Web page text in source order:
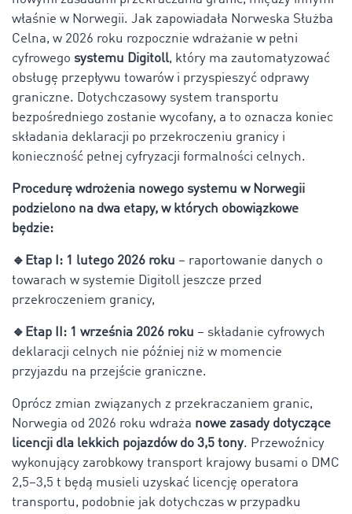
właśnie w Norwegii. Jak zapowiadała Norweska Służba
Celna, w 2026 roku rozpocznie wdrażanie w pełni
cyfrowego systemu Digitoll, który ma zautomatyzować
obsługę przepływu towarów i przyspieszyć odprawy
graniczne. Dotychczasowy system transportu
bezpośredniego zostanie wycofany, a to oznacza koniec
składania deklaracji po przekroczeniu granicy i
konieczność pełnej cyfryzacji formalności celnych.
Procedurę wdrożenia nowego systemu w Norwegii
podzielono na dwa etapy, w których obowiązkowe
będzie:
🔹Etap I: 1 lutego 2026 roku – raportowanie danych o
towarach w systemie Digitoll jeszcze przed
przekroczeniem granicy,
🔹Etap II: 1 września 2026 roku – składanie cyfrowych
deklaracji celnych nie później niż w momencie
przyjazdu na przejście graniczne.
Oprócz zmian związanych z przekraczaniem granic,
Norwegia od 2026 roku wdraża nowe zasady dotyczące
licencji dla lekkich pojazdów do 3,5 tony. Przewoźnicy
wykonujący zarobkowy transport krajowy busami o DMC
2,5–3,5 t będą musieli uzyskać licencję operatora
transportu, podobnie jak dotychczas w przypadku